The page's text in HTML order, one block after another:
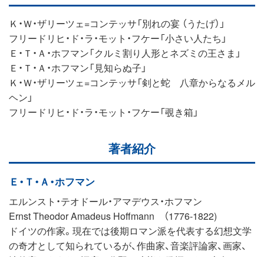
Ｋ・Ｗ・ザリーツェ=コンテッサ「別れの宴 （うたげ）」
フリードリヒ・ド・ラ・モット・フケー「小さい人たち」
Ｅ・Ｔ・Ａ・ホフマン「クルミ割り人形とネズミの王さま」
Ｅ・Ｔ・Ａ・ホフマン「見知らぬ子」
Ｋ・Ｗ・ザリーツェ=コンテッサ「剣と蛇 八章からなるメル
ヘン」
フリードリヒ・ド・ラ・モット・フケー「覗き箱」
著者紹介
Ｅ・Ｔ・Ａ・ホフマン
エルンスト・テオドール・アマデウス・ホフマン
Ernst Theodor Amadeus Hoffmann （1776-1822)
ドイツの作家。現在では後期ロマン派を代表する幻想文学
の奇才として知られているが、作曲家、音楽評論家、画家、